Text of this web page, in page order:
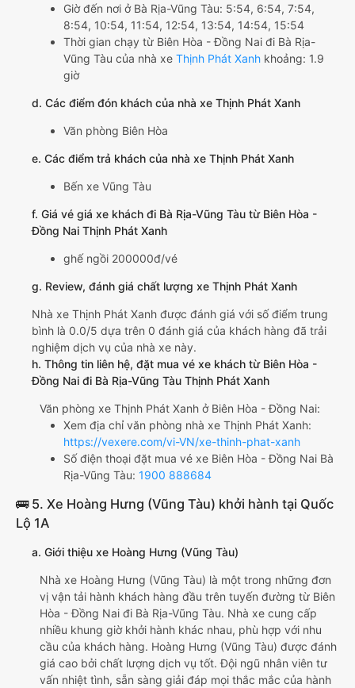
Giờ đến nơi ở Bà Rịa-Vũng Tàu: 5:54, 6:54, 7:54,
8:54, 10:54, 11:54, 12:54, 13:54, 14:54, 15:54
Thời gian chạy từ Biên Hòa - Đồng Nai đi Bà Rịa-
Vũng Tàu của nhà xe Thịnh Phát Xanh khoảng: 1.9
giờ
d. Các điểm đón khách của nhà xe Thịnh Phát Xanh
Văn phòng Biên Hòa
e. Các điểm trả khách của nhà xe Thịnh Phát Xanh
Bến xe Vũng Tàu
f. Giá vé giá xe khách đi Bà Rịa-Vũng Tàu từ Biên Hòa -
Đồng Nai Thịnh Phát Xanh
ghế ngồi 200000đ/vé
g. Review, đánh giá chất lượng xe Thịnh Phát Xanh
Nhà xe Thịnh Phát Xanh được đánh giá với số điểm trung
bình là 0.0/5 dựa trên 0 đánh giá của khách hàng đã trải
nghiệm dịch vụ của nhà xe này.
h. Thông tin liên hệ, đặt mua vé xe khách từ Biên Hòa -
Đồng Nai đi Bà Rịa-Vũng Tàu Thịnh Phát Xanh
Văn phòng xe Thịnh Phát Xanh ở Biên Hòa - Đồng Nai:
Xem địa chỉ văn phòng nhà xe Thịnh Phát Xanh:
https://vexere.com/vi-VN/xe-thinh-phat-xanh
Số điện thoại đặt mua vé xe Biên Hòa - Đồng Nai Bà
Rịa-Vũng Tàu: 1900 888684
🚌 5. Xe Hoàng Hưng (Vũng Tàu) khởi hành tại Quốc
Lộ 1A
a. Giới thiệu xe Hoàng Hưng (Vũng Tàu)
Nhà xe Hoàng Hưng (Vũng Tàu) là một trong những đơn
vị vận tải hành khách hàng đầu trên tuyến đường từ Biên
Hòa - Đồng Nai đi Bà Rịa-Vũng Tàu. Nhà xe cung cấp
nhiều khung giờ khởi hành khác nhau, phù hợp với nhu
cầu của khách hàng. Hoàng Hưng (Vũng Tàu) được đánh
giá cao bởi chất lượng dịch vụ tốt. Đội ngũ nhân viên tư
vấn nhiệt tình, sẵn sàng giải đáp mọi thắc mắc của hành